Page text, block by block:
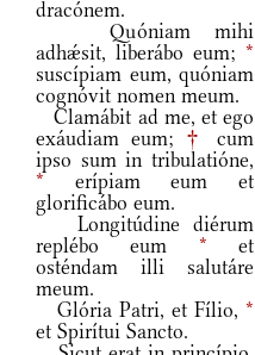
dracónem.
Quóniam mihi
adhǽsit, liberábo eum; *
suscípiam eum, quóniam
cognóvit nomen meum.
Clamábit ad me, et ego
exáudiam eum; †
cum
ipso sum in tribulatióne,
* erípiam eum et
glorificábo eum.
Longitúdine diérum
replébo eum * et
osténdam illi salutáre
meum.
Glória Patri, et Fílio, *
et Spirítui Sancto.